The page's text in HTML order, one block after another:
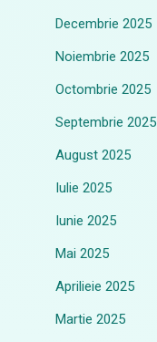
Decembrie 2025
Noiembrie 2025
Octombrie 2025
Septembrie 2025
August 2025
Iulie 2025
Iunie 2025
Mai 2025
Aprilieie 2025
Martie 2025